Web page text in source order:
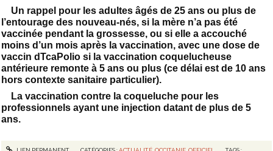
Un rappel pour les adultes âgés de 25 ans ou plus de
l’entourage des nouveau-nés, si la mère n’a pas été
vaccinée pendant la grossesse, ou si elle a accouché
moins d’un mois après la vaccination, avec une dose de
vaccin dTcaPolio si la vaccination coquelucheuse
antérieure remonte à 5 ans ou plus (ce délai est de 10 ans
hors contexte sanitaire particulier).
La vaccination contre la coqueluche pour les
professionnels ayant une injection datant de plus de 5
ans.